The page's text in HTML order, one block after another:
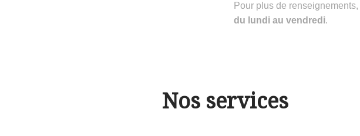
Pour plus de renseignements,
du lundi au vendredi.
Nos services